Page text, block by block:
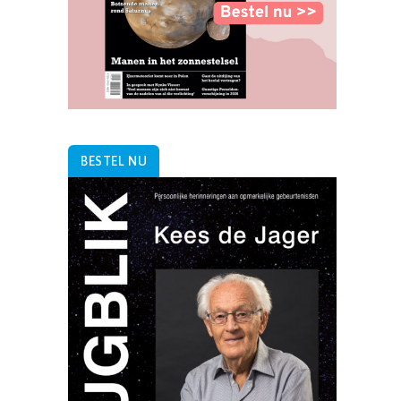
BESTEL NU